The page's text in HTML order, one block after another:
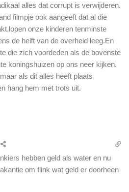
alles dat corrupt is verwijderen.
filmpje ook aangeeft dat al die
onze kinderen tenminste
de helft van de overheid leeg.En
die zich voordeden als de bovenste
koningshuizen op ons neer kijken.
als dit alles heeft plaats
hang hem met trots uit.
hebben geld als water en nu
om flink wat geld er doorheen